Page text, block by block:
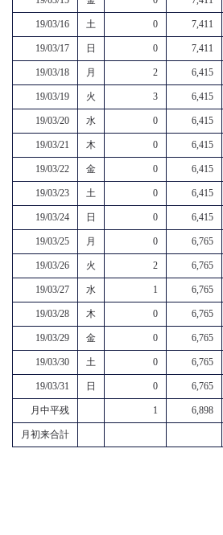
19/03/16 土 0 7,411
19/03/17 日 0 7,411
19/03/18 月 2 6,415
19/03/19 火 3 6,415
19/03/20 水 0 6,415
19/03/21 木 0 6,415
19/03/22 金 0 6,415
19/03/23 土 0 6,415
19/03/24 日 0 6,415
19/03/25 月 0 6,765
19/03/26 火 2 6,765
19/03/27 水 1 6,765
19/03/28 木 0 6,765
19/03/29 金 0 6,765
19/03/30 土 0 6,765
19/03/31 日 0 6,765
月中平残 1 6,898
月初来合計